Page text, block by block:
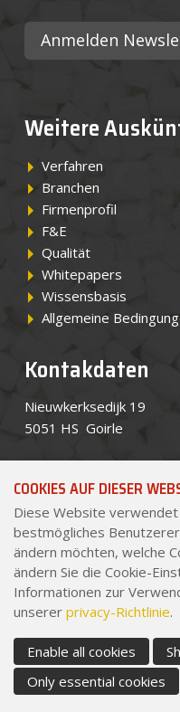
Anmelden
Weitere
Verfahren
Branchen
Firmenprofil
F&E
Qualität
Whitepapers
Wissensbasis
Allgemeine
Kontakdaten
Nieuwkerksedijk 19
5051 HS Goirle
Tel.+49 7551 3090 0
Tel. +31 (0)13 534 8434
E-mail sales@pekago.nl
Zertifizierungen
© 2026 - Pekago
Privacy- en cookiebeleid|
Geschäftsbedingungen|
COOKIES AUF DIESER
Diese Website verwendet
bestmögliches
ändern möchten, welche
ändern Sie die Cookie-
Informationen zur
unserer privacy-Richtlinie.
Enable all cookies
Only essential cookies